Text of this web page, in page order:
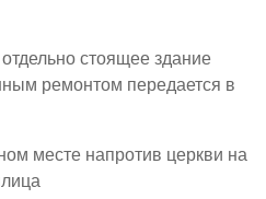
стоящее здание
ремонтом передается в
месте напротив церкви на